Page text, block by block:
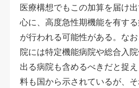
医療構想でもこの加算を届け
心に、高度急性期機能を有す
が行われる可能性がある。な
院には特定機能病院や総合入
出る病院も含めるべきだと捉
料も国から示されているが、